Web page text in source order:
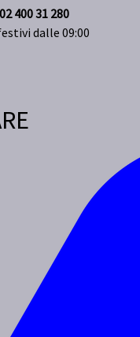
400 31 280
dalle 09:00